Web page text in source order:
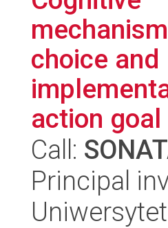
choice and
action goal
Call:
Principal